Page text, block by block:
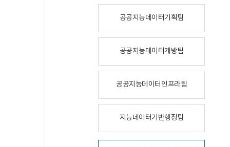
공공지능데이터기획팀
공공지능데이터개방팀
공공지능데이터인프라팀
지능데이터기반행정팀